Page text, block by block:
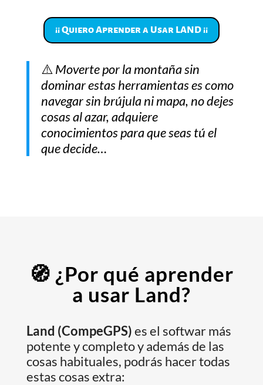
¡¡ Quiero Aprender a Usar LAND ¡¡
⚠️ Moverte por la montaña sin
dominar estas herramientas es como
navegar sin brújula ni mapa, no dejes
cosas al azar, adquiere
conocimientos para que seas tú el
que decide…
🧭 ¿Por qué aprender
a usar Land?
Land (CompeGPS)es el softwar más
potente y completo y además de las
cosas habituales, podrás hacer todas
estas cosas extra: